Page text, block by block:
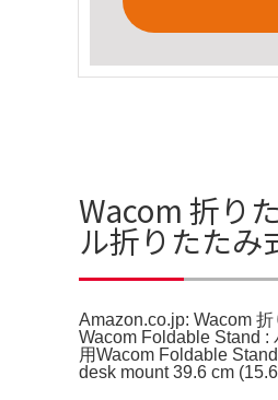
Wacom 折り
ル折りたたみ
Amazon.co.jp: Wacom
Wacom Foldable Stand :
用Wacom Foldable
desk mount 39.6 cm (15.6